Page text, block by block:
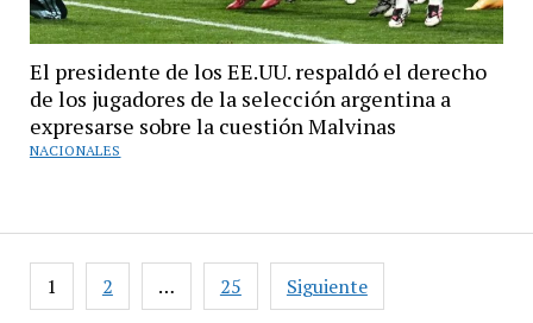
El presidente de los EE.UU. respaldó el derecho
de los jugadores de la selección argentina a
expresarse sobre la cuestión Malvinas
NACIONALES
Paginación
de
1 2 … 25 Siguiente